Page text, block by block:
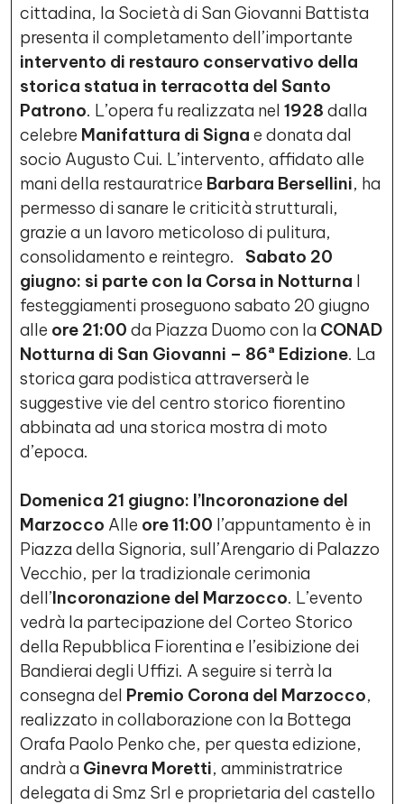
cittadina, la Società di San Giovanni Battista
presenta il completamento dell’importante
intervento di restauro conservativo della
storica statua in terracotta del Santo
Patrono. L’opera fu realizzata nel1928 dalla
celebre Manifattura di Signa e donata dal
socio Augusto Cui. L’intervento, affidato alle
mani della restauratrice Barbara Bersellini, ha
permesso di sanare le criticità strutturali,
grazie a un lavoro meticoloso di pulitura,
consolidamento e reintegro.
Sabato 20
giugno: si parte con la Corsa in Notturna I
festeggiamenti proseguono sabato 20 giugno
alle ore 21:00 da Piazza Duomo con la CONAD
Notturna di San Giovanni – 86ª Edizione. La
storica gara podistica attraverserà le
suggestive vie del centro storico fiorentino
abbinata ad una storica mostra di moto
d’epoca.
Domenica 21 giugno: l’Incoronazione del
Marzocco Alle ore 11:00 l’appuntamento è in
Piazza della Signoria, sull’Arengario di Palazzo
Vecchio, per la tradizionale cerimonia
dell’Incoronazione del Marzocco. L’evento
vedrà la partecipazione del Corteo Storico
della Repubblica Fiorentina e l’esibizione dei
Bandierai degli Uffizi. A seguire si terrà la
consegna del Premio Corona del Marzocco,
realizzato in collaborazione con la Bottega
Orafa Paolo Penko che, per questa edizione,
andrà a Ginevra Moretti, amministratrice
delegata di Smz Srl e proprietaria del castello